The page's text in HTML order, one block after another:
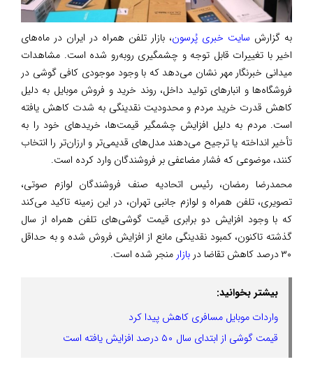
به گزارش سایت خبری پُرسون، بازار تلفن همراه در ایران در ماه‌های
اخیر با تغییرات قابل توجه و چشمگیری روبه‌رو شده است. مشاهدات
میدانی خبرنگار مهر نشان می‌دهد که با وجود موجودی کافی گوشی در
فروشگاه‌ها و انبارهای تولید داخل، روند خرید و فروش موبایل به دلیل
کاهش قدرت خرید مردم و محدودیت نقدینگی به شدت کاهش یافته
است. مردم به دلیل افزایش چشمگیر قیمت‌ها، خریدهای خود را به
تأخیر انداخته یا ترجیح می‌دهند مدل‌های قدیمی‌تر و ارزان‌تر را انتخاب
کنند، موضوعی که فشار مضاعفی بر فروشندگان وارد کرده است.
محمدرضا رمضان، رئیس اتحادیه صنف فروشندگان لوازم صوتی،
تصویری، تلفن همراه و لوازم جانبی تهران، در این زمینه تاکید می‌کند
که با وجود افزایش دو برابری قیمت گوشی‌های تلفن همراه از سال
گذشته تاکنون، کمبود نقدینگی مانع از افزایش فروش شده و به حداقل
۳۰ درصد کاهش تقاضا در
بازار منجر شده است.
بیشتر بخوانید:
واردات موبایل مسافری کاهش پیدا کرد
قیمت گوشی از ابتدای سال ۵۰ درصد افزایش یافته است